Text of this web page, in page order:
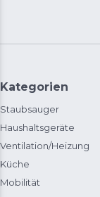
Kategorien
Staubsauger
Haushaltsgeräte
Ventilation/Heizung
Küche
Mobilität